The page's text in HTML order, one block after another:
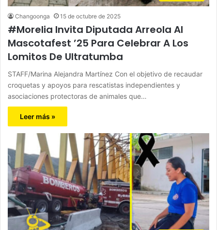
Changoonga 15 de octubre de 2025
#Morelia Invita Diputada Arreola Al
Mascotafest ’25 Para Celebrar A Los
Lomitos De Ultratumba
STAFF/Marina Alejandra Martínez Con el objetivo de recaudar
croquetas y apoyos para rescatistas independientes y
asociaciones protectoras de animales que…
Leer más »